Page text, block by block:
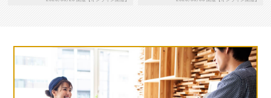
T分析 × アンゾフの成長ベク